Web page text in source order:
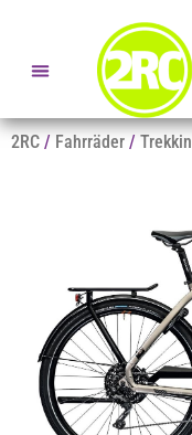
2RC / Fahrräder /